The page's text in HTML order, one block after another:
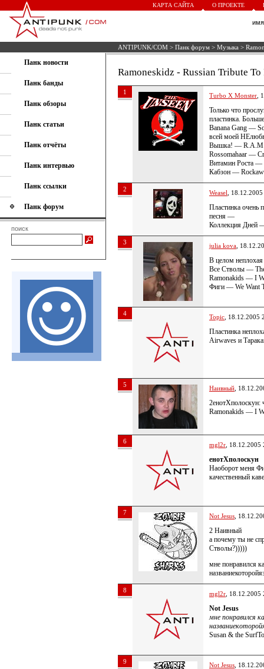
КАРТА САЙТА О ПРОЕКТЕ
ANTIPUNK/COM > Панк форум > Музыка >
Панк новости
Панк банды
Панк обзоры
Панк статьи
Панк отчёты
Панк интервью
Панк ссылки
Панк форум
поиск
Ramoneskidz - Russian Tribute To
1 Turbo X Monster ,
Только что
пластинка.
Banana Gang —
всей моей
Вышка! —
Rossomahaar —
Витамин Роста —
Кабзон —
2 Weasel ,
Пластинка очень
песня —
Коллекция Дней
3 julia kova ,
В целом
Все Стволы —
Ramonakids — I
Фиги — We Want
4 Topic , 18.12.2005
Пластинка
Airwaves и
5 Наивный ,
2енотХполоскун:
Ramonakids — I
6 mgl2r , 18.12.2005
енотХполоскун
Наоборот меня
качественный
7 Not Jesus ,
2 Наивный
а почему ты не
Стволы?)))))
мне понравился
8 mgl2r , 18.12.2005
Not Jesus
мне понравился
Susan & the
9 Not Jesus ,